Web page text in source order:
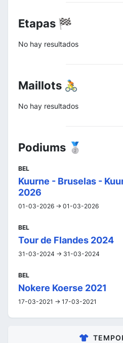
Etapas 🏁
No hay resultados
Maillots 🚴
No hay resultados
Podiums 🥈
BEL
Kuurne - Bruselas -
2026
01-03-2026 -> 01-03-2026
BEL
Tour de Flandes 2024
31-03-2024 -> 31-03-2024
BEL
Nokere Koerse 2021
17-03-2021 -> 17-03-2021